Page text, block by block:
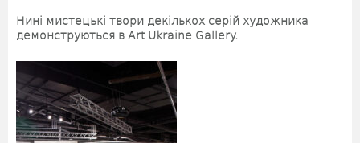
Нині мистецькі твори декількох серій художника
демонструються в Art Ukraine Gallery.